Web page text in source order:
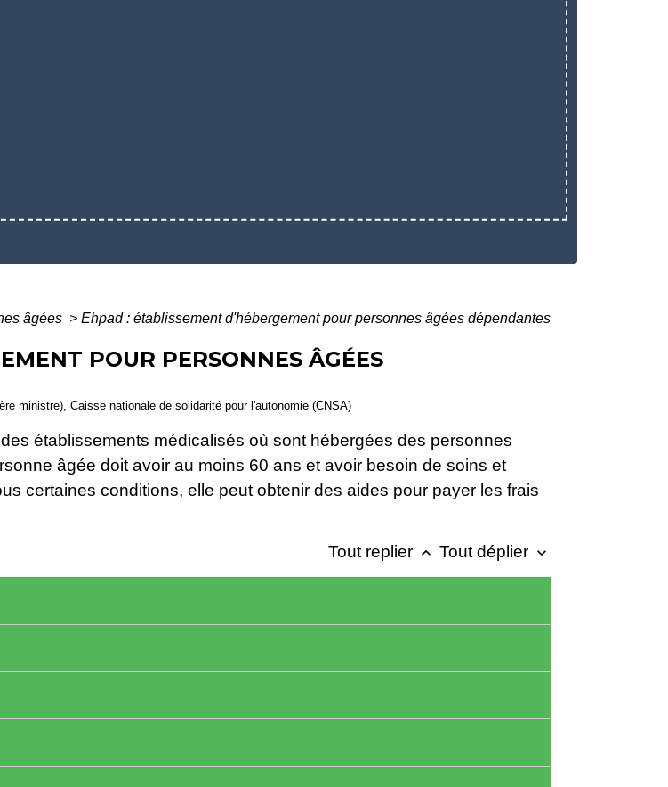
âgées > Ehpad : établissement d'hébergement pour personnes âgées dépendantes
POUR PERSONNES ÂGÉES
ministre), Caisse nationale de solidarité pour l'autonomie (CNSA)
établissements médicalisés où sont hébergées des personnes
âgée doit avoir au moins 60 ans et avoir besoin de soins et
certaines conditions, elle peut obtenir des aides pour payer les frais
Tout replier keyboard_arrow_up Tout déplier keyboard_arrow_down